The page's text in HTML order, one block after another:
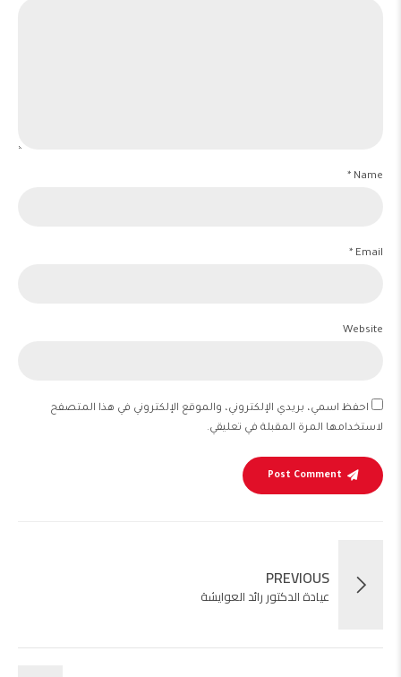
Name *
Email *
Website
احفظ اسمي، بريدي الإلكتروني، والموقع الإلكتروني في هذا المتصفح
لاستخدامها المرة المقبلة في تعليقي.
Post Comment
PREVIOUS
عيادة الدكتور رائد العوايشة